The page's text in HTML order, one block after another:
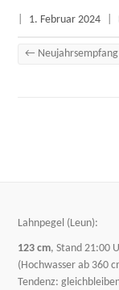
1. Februar 2024
←
Lahnpegel (Leun):
123 cm, Stand 21:00
(Hochwasser ab 360
Tendenz: